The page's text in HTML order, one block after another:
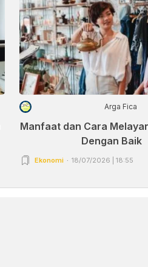
Arga Fica
Manfaat dan Cara
Dengan Baik
Ekonomi 18/07/2026 | 18:55